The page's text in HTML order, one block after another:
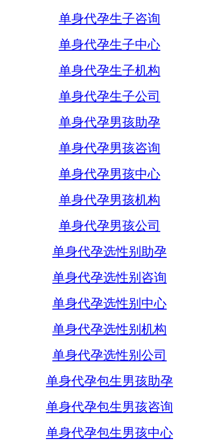
单身代孕生子咨询
单身代孕生子中心
单身代孕生子机构
单身代孕生子公司
单身代孕男孩助孕
单身代孕男孩咨询
单身代孕男孩中心
单身代孕男孩机构
单身代孕男孩公司
单身代孕选性别助孕
单身代孕选性别咨询
单身代孕选性别中心
单身代孕选性别机构
单身代孕选性别公司
单身代孕包生男孩助孕
单身代孕包生男孩咨询
单身代孕包生男孩中心